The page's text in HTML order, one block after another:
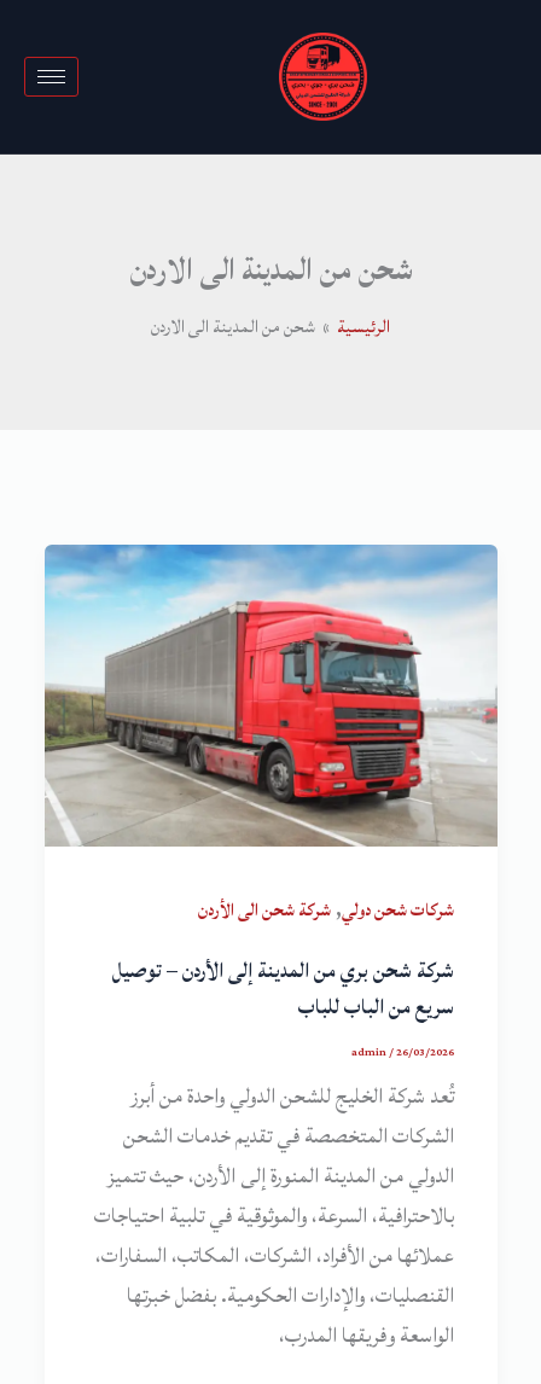
شحن من المدينة الى الاردن
الرئيسية شحن من المدينة الى الاردن
شركات شحن دولي,شركة شحن الى الأردن
شركة شحن بري من المدينة إلى الأردن – توصيل
سريع من الباب للباب
admin/26/03/2026
تُعد شركة الخليج للشحن الدولي واحدة من أبرز
الشركات المتخصصة في تقديم خدمات الشحن
الدولي من المدينة المنورة إلى الأردن، حيث تتميز
بالاحترافية، السرعة، والموثوقية في تلبية احتياجات
عملائها من الأفراد، الشركات، المكاتب، السفارات،
القنصليات، والإدارات الحكومية. بفضل خبرتها
الواسعة وفريقها المدرب،